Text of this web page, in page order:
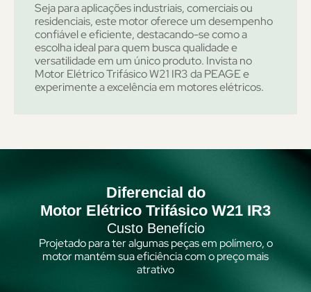
Seja para aplicações industriais, comerciais ou
residenciais, este motor oferece um desempenho
confiável e eficiente, destacando-se como a
escolha ideal para quem busca qualidade e
versatilidade em um único produto. Invista no
Motor Elétrico Trifásico W21 IR3 da PEAGE e
experimente a excelência em motores elétricos.
Diferencial do
Motor Elétrico Trifásico W21 IR3
Custo Benefício
Projetado para ter algumas peças em polímero, o
motor mantém sua eficiência com o preço mais
atrativo